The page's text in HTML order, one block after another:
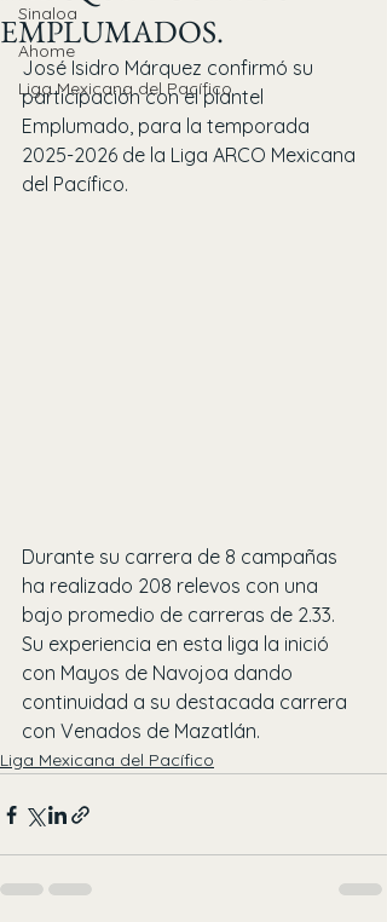
Sinaloa
Ahome
Liga Mexicana del Pacífico
EMPLUMADOS.
José Isidro Márquez confirmó su
participación con el plantel
Emplumado, para la temporada
2025-2026 de la Liga ARCO Mexicana
del Pacífico.
Durante su carrera de 8 campañas
ha realizado 208 relevos con una
bajo promedio de carreras de 2.33.
Su experiencia en esta liga la inició
con Mayos de Navojoa dando
continuidad a su destacada carrera
con Venados de Mazatlán.
Liga Mexicana del Pacífico